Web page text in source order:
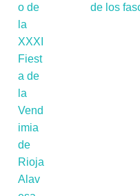
de los